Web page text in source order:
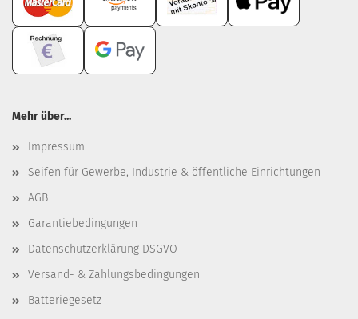
Mehr über...
Impressum
Seifen für Gewerbe, Industrie & öffentliche Einrichtungen
AGB
Garantiebedingungen
Datenschutzerklärung DSGVO
Versand- & Zahlungsbedingungen
Batteriegesetz